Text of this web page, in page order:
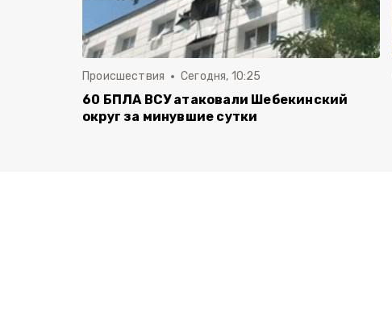
Происшествия Сегодня, 10:25
60 БПЛА ВСУ атаковали Шебекинский
округ за минувшие сутки